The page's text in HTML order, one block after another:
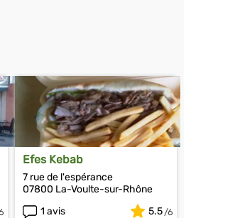
Efes Kebab
7 rue de l'espérance
07800 La-Voulte-sur-Rhône
1 avis
5.5